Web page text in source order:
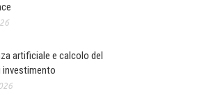
artificiale e calcolo del
investimento